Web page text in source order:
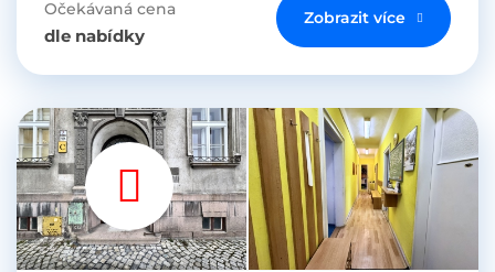
Očekávaná cena
dle nabídky
Zobrazit více